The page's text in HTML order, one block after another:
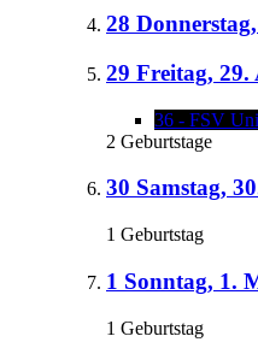
28
29 Freitag, 29.
36 - FSV
2 Geburtstage
30 Samstag,
1 Geburtstag
1 Sonntag, 1.
1 Geburtstag